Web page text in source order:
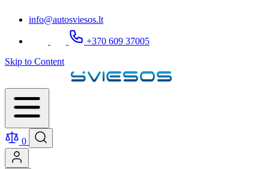
info@autosviesos.lt
+370 609 37005
Skip to Content
0